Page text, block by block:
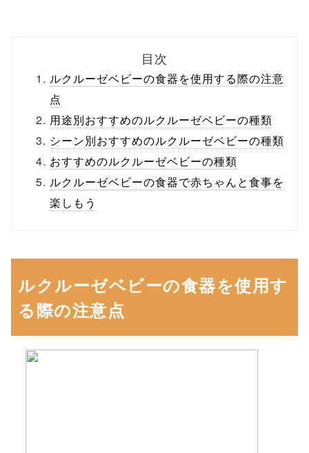
目次
ルクルーゼベビーの食器を使用する際の注意
点
用途別おすすめのルクルーゼベビーの種類
シーン別おすすめのルクルーゼベビーの種類
おすすめのルクルーゼベビーの種類
ルクルーゼベビーの食器で赤ちゃんと食事を
楽しもう
ルクルーゼベビーの食器を使用す
る際の注意点